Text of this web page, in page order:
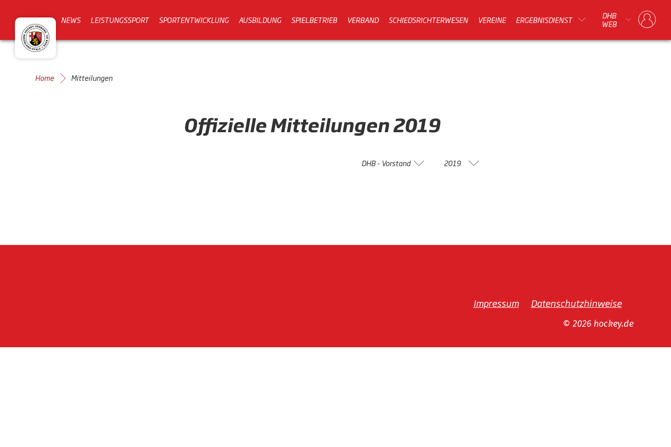
NEWS LEISTUNGSSPORT SPORTENTWICKLUNG AUSBILDUNG SPIELBETRIEB VERBAND SCHIEDSRICHTERWESEN VEREINE ERGEBNISDIENST
DHB
WEB
Home Mitteilungen
OffizielleMitteilungen2019
DHB - Vorstand 2019
Impressum Datenschutzhinweise
© 2026 hockey.de